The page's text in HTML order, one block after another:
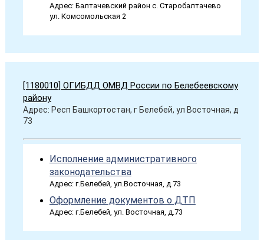
Адрес: Балтачевский район с. Старобалтачево
ул. Комсомольская 2
[1180010] ОГИБДД ОМВД России по Белебеевскому
району
Адрес: Респ Башкортостан, г Белебей, ул Восточная, д
73
Исполнение административного
законодательства
Адрес: г.Белебей, ул.Восточная, д.73
Оформление документов о ДТП
Адрес: г.Белебей, ул. Восточная, д.73